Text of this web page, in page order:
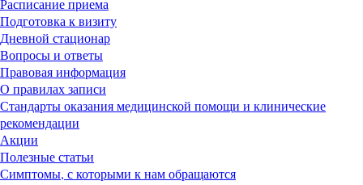
Расписание приема
Подготовка к визиту
Дневной стационар
Вопросы и ответы
Правовая информация
О правилах записи
Стандарты оказания медицинской помощи и клинические
рекомендации
Акции
Полезные статьи
Симптомы, с которыми к нам обращаются